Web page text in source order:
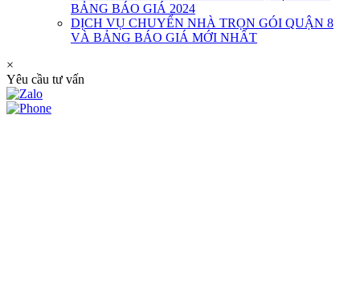
BẢNG BÁO GIÁ 2024
DỊCH VỤ CHUYỂN NHÀ TRỌN GÓI QUẬN 8
VÀ BẢNG BÁO GIÁ MỚI NHẤT
×
Yêu cầu tư vấn